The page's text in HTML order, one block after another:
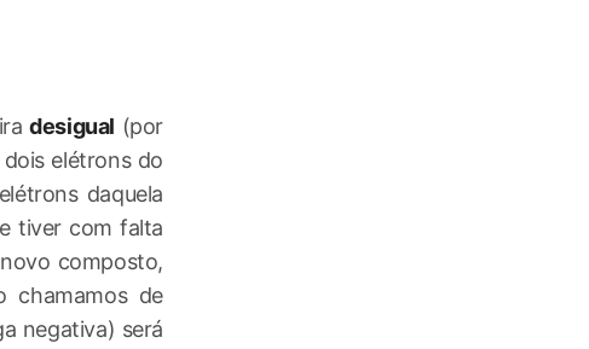
desigual (por
elétrons do
daquela
tiver com falta
composto,
chamamos de
negativa) será